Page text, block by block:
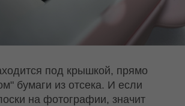
под крышкой, прямо
бумаги из отсека. И если
на фотографии, значит